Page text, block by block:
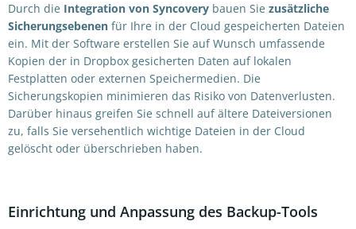
Durch die Integration von Syncovery bauen Sie zusätzliche
Sicherungsebenen für Ihre in der Cloud gespeicherten Dateien
ein. Mit der Software erstellen Sie auf Wunsch umfassende
Kopien der in Dropbox gesicherten Daten auf lokalen
Festplatten oder externen Speichermedien. Die
Sicherungskopien minimieren das Risiko von Datenverlusten.
Darüber hinaus greifen Sie schnell auf ältere Dateiversionen
zu, falls Sie versehentlich wichtige Dateien in der Cloud
gelöscht oder überschrieben haben.
Einrichtung und Anpassung des Backup-Tools